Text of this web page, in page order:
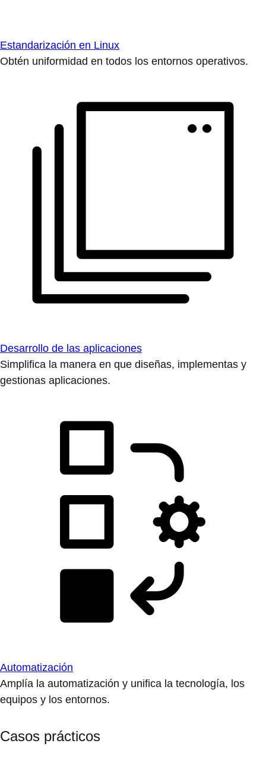
Estandarización en Linux
Obtén uniformidad en todos los entornos operativos.
Desarrollo de las aplicaciones
Simplifica la manera en que diseñas, implementas y
gestionas aplicaciones.
Automatización
Amplía la automatización y unifica la tecnología, los
equipos y los entornos.
Casos prácticos